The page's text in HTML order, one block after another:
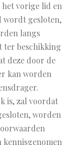
vorige lid en
wordt gesloten,
langs
ter beschikking
deze door de
kan worden
is, zal voordat
worden